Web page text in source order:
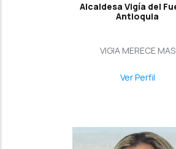
Alcaldesa Vigía del
Antioquia
VIGIA MERECE MAS
Ver Perfil